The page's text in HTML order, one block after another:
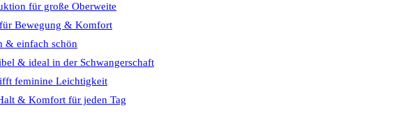
für große Oberweite
Bewegung & Komfort
& einfach schön
& ideal in der Schwangerschaft
feminine Leichtigkeit
& Komfort für jeden Tag